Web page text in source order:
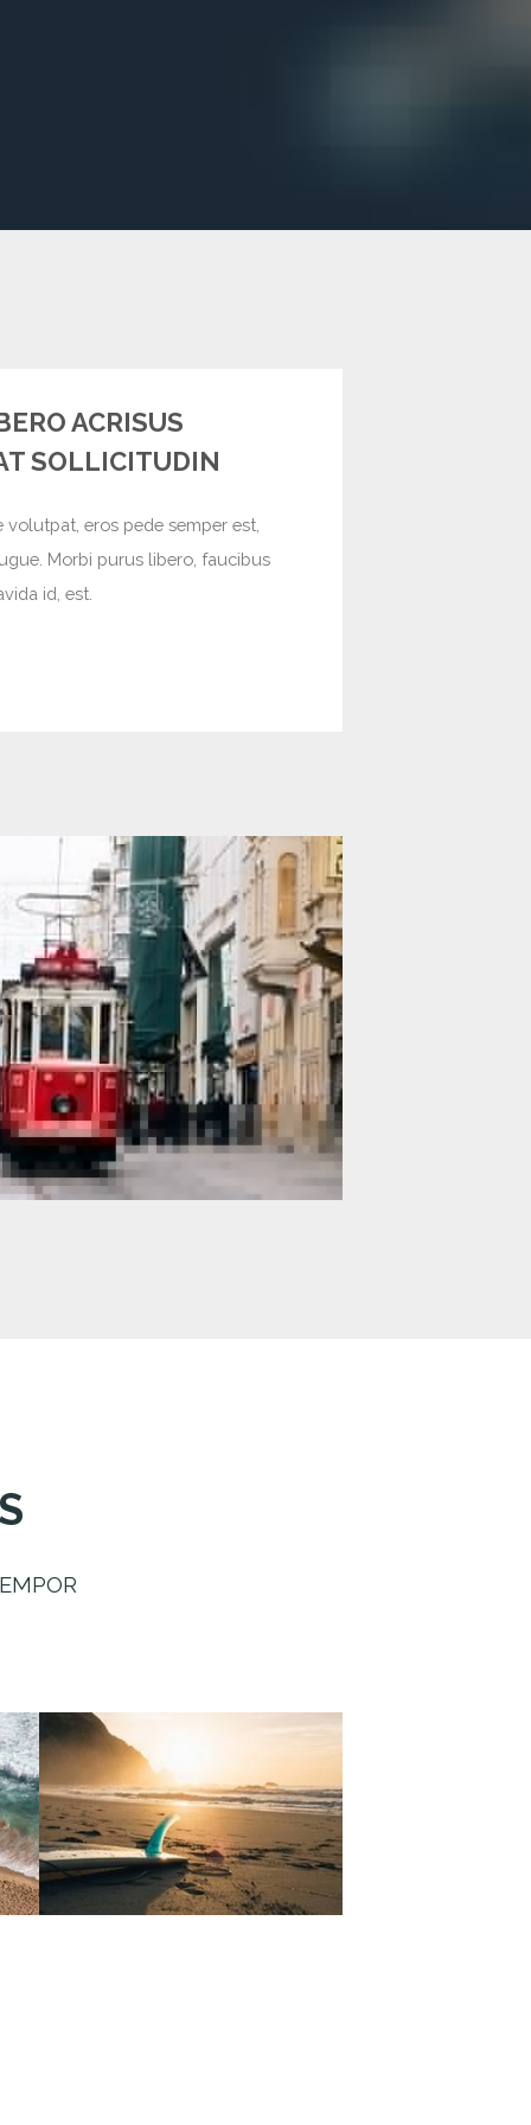
ACRISUS
SOLLICITUDIN
eros pede semper est,
Morbi purus libero, faucibus
id, est.